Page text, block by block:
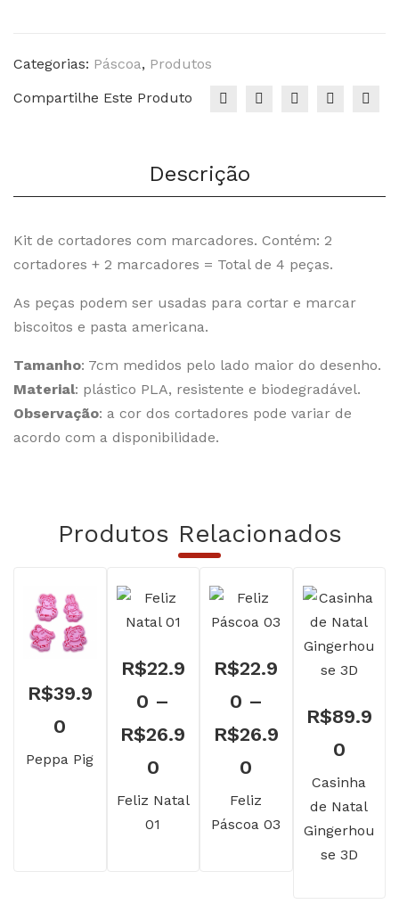
Categorias: Páscoa, Produtos
Compartilhe Este Produto
Descrição
Kit de cortadores com marcadores. Contém: 2
cortadores + 2 marcadores = Total de 4 peças.
As peças podem ser usadas para cortar e marcar
biscoitos e pasta americana.
Tamanho: 7cm medidos pelo lado maior do desenho.
Material: plástico PLA, resistente e biodegradável.
Observação: a cor dos cortadores pode variar de
acordo com a disponibilidade.
Produtos Relacionados
R$39.9
0
Peppa Pig
R$22.9
0 –
R$26.9
0Faixa
de
preço:
Feliz Natal
01
R$22.9
0 –
R$26.9
0
de
preço:
R$22.90
Feliz
Páscoa 03
R$89.9
0
Casinha
de Natal
Gingerhou
se 3D